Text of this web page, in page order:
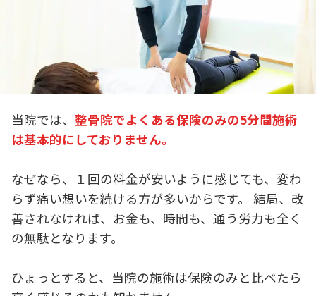
当院では、 整骨院でよくある保険のみの5分間施術
は基本的にしておりません。
なぜなら、１回の料金が安いように感じても、変わ
らず痛い想いを続ける方が多いからです。 結局、改
善されなければ、お金も、時間も、通う労力も全く
の無駄となります。
ひょっとすると、当院の施術は保険のみと比べたら